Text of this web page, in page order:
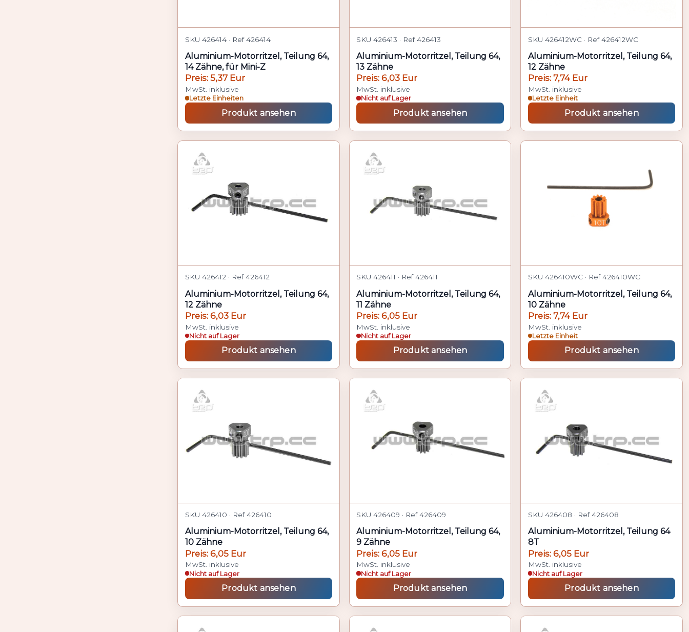
SKU 426414 · Ref 426414
Aluminium-Motorritzel, Teilung 64,
14 Zähne, für Mini-Z
Preis: 5,37 Eur
MwSt. inklusive
Letzte Einheiten
Produkt ansehen
SKU 426413 · Ref 426413
Aluminium-Motorritzel, Teilung 64,
13 Zähne
Preis: 6,03 Eur
MwSt. inklusive
Nicht auf Lager
Produkt ansehen
SKU 426412WC · Ref 426412WC
Aluminium-Motorritzel, Teilung 64,
12 Zähne
Preis: 7,74 Eur
MwSt. inklusive
Letzte Einheit
Produkt ansehen
SKU 426412 · Ref 426412
Aluminium-Motorritzel, Teilung 64,
12 Zähne
Preis: 6,03 Eur
MwSt. inklusive
Nicht auf Lager
Produkt ansehen
SKU 426411 · Ref 426411
Aluminium-Motorritzel, Teilung 64,
11 Zähne
Preis: 6,05 Eur
MwSt. inklusive
Nicht auf Lager
Produkt ansehen
SKU 426410WC · Ref 426410WC
Aluminium-Motorritzel, Teilung 64,
10 Zähne
Preis: 7,74 Eur
MwSt. inklusive
Letzte Einheit
Produkt ansehen
SKU 426410 · Ref 426410
Aluminium-Motorritzel, Teilung 64,
10 Zähne
Preis: 6,05 Eur
MwSt. inklusive
Nicht auf Lager
Produkt ansehen
SKU 426409 · Ref 426409
Aluminium-Motorritzel, Teilung 64,
9 Zähne
Preis: 6,05 Eur
MwSt. inklusive
Nicht auf Lager
Produkt ansehen
SKU 426408 · Ref 426408
Aluminium-Motorritzel, Teilung 64
8T
Preis: 6,05 Eur
MwSt. inklusive
Nicht auf Lager
Produkt ansehen